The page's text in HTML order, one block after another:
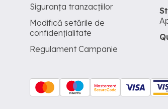
Siguranța tranzacțiilor
Modifică setările de
confidențialitate
Regulament Campanie